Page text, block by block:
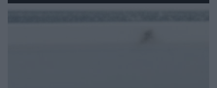
problemie. Sposób na